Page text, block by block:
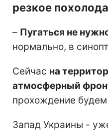
резкое
– Пугаться не
нормально, в
Сейчас на
атмосферный
прохождение
Запад Украины -